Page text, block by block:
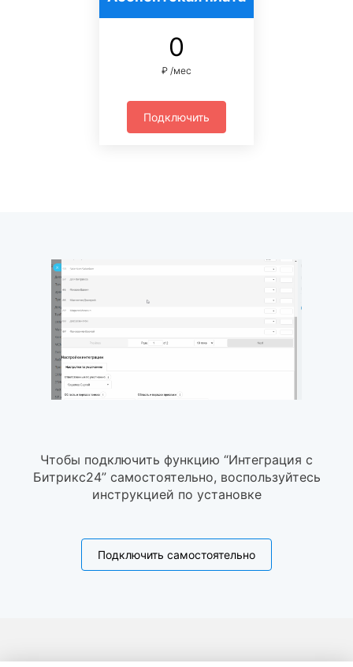
0
₽ /мес
Подключить
Чтобы подключить функцию “Интеграция с
Битрикс24” самостоятельно, воспользуйтесь
инструкцией по установке
Подключить самостоятельно